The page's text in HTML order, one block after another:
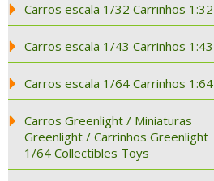
Carros escala 1/32 Carrinhos 1:32
Carros escala 1/43 Carrinhos 1:43
Carros escala 1/64 Carrinhos 1:64
Carros Greenlight / Miniaturas
Greenlight / Carrinhos Greenlight
1/64 Collectibles Toys